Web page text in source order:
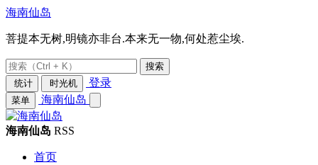
海南仙岛
菩提本无树,明镜亦非台.本来无一物,何处惹尘埃.
搜索
统计
时光机 登录
菜单 海南仙岛
海南仙岛 RSS
首页